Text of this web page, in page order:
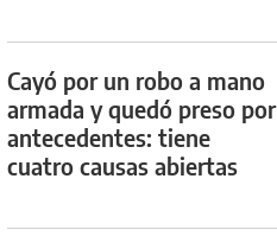
Cayó por un robo a mano
armada y quedó preso por
antecedentes: tiene
cuatro causas abiertas